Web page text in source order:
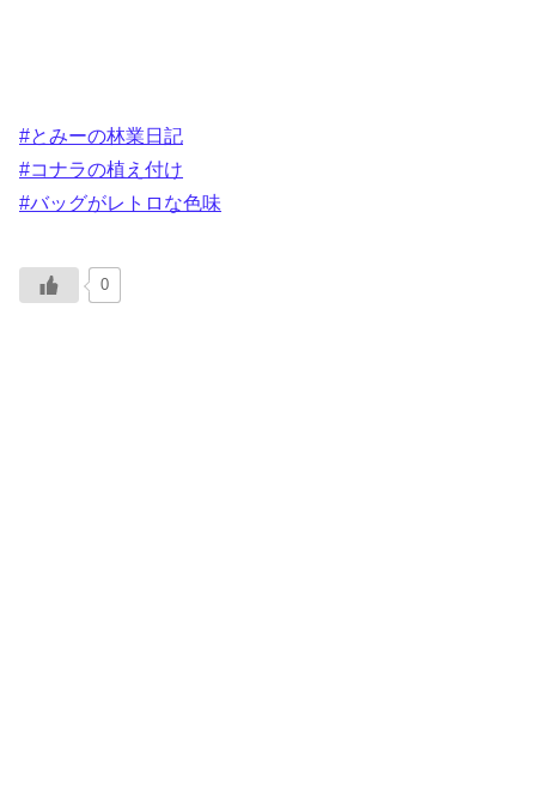
#とみーの林業日記
#コナラの植え付け
#バッグがレトロな色味
0